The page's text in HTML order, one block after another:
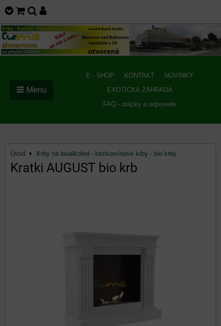
E - SHOP KONTAKT
NOVINKY
EXOTICKÁ ZÁHRADA
FAQ - otázky a odpovede
Menu
Úvod Krby na bioalkohol - bezkomínové krby - bio krby
Kratki AUGUST bio krb